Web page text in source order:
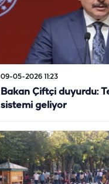
09-05-2026 11:23
Bakan Çiftçi duyurdu:
sistemi geliyor